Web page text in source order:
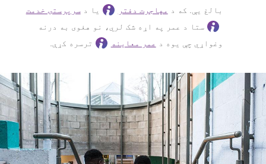
بالغ یې. که د مهاجرت دفتر یا دسرپرستۍ خدمت
ستا د عمر په اړه شک لري، نو هغوی به درنه
وغواړي چې یوه د عمر معاینه ترسره کړې.